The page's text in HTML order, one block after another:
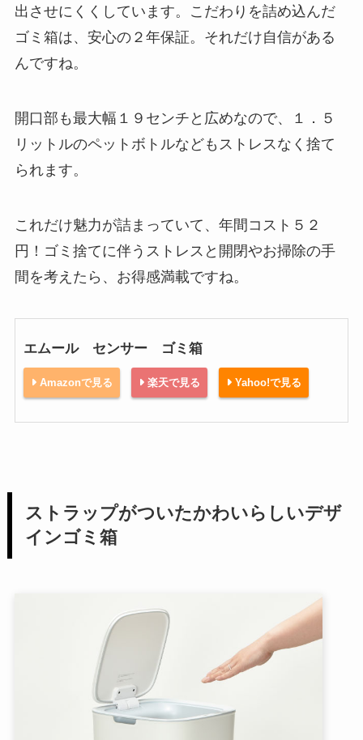
出させにくくしています。こだわりを詰め込んだ
ゴミ箱は、安心の２年保証。それだけ自信がある
んですね。
開口部も最大幅１９センチと広めなので、１．５
リットルのペットボトルなどもストレスなく捨て
られます。
これだけ魅力が詰まっていて、年間コスト５２
円！ゴミ捨てに伴うストレスと開閉やお掃除の手
間を考えたら、お得感満載ですね。
エムール センサー ゴミ箱
Amazonで見る 楽天で見る Yahoo!で見る
ストラップがついたかわいらしいデザ
インゴミ箱